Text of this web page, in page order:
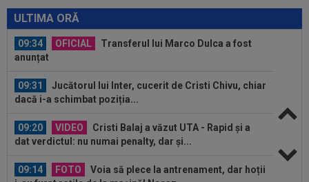
ULTIMA ORĂ
dobor, atunci așa să fie!" A produs...
09:34 OFICIAL
Transferul lui Marco Dulca a fost
anunțat
09:31
Jucătorul lui Inter, cucerit de Cristi Chivu, chiar
dacă i-a schimbat poziția...
09:20 VIDEO
Cristi Balaj a văzut UTA - Rapid și a
dat verdictul: nu numai penalty, dar și...
09:14 FOTO
Voia să plece la antrenament, dar hoții